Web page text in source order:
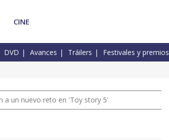
CINE
DVD Avances Tráilers Festivales y premios
a un nuevo reto en 'Toy story 5'